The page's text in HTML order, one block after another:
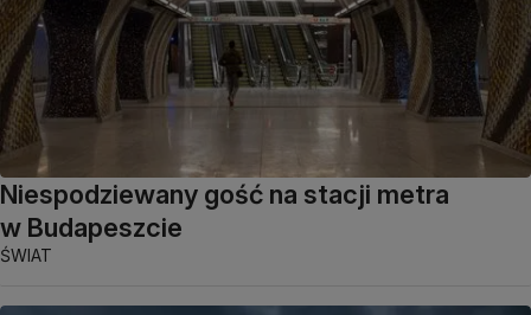
Niespodziewany gość na stacji metra
w Budapeszcie
ŚWIAT